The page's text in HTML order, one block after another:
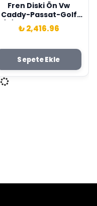
Fren Diski Ön Vw
Caddy-Passat-Golf
5/6/7- Skoda Octavıa
Ford Connect 23> Çap:
Delik: 9 Brembo
1K0615301T-VWN3CA
1125 AA
₺ 2,416.96
Sepete Ekle